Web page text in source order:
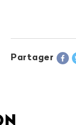
Partager